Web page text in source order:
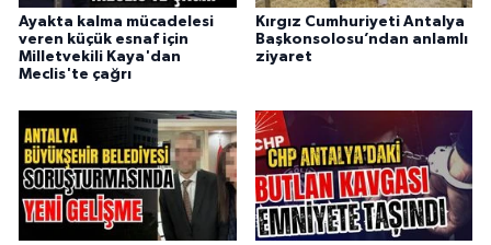
Ayakta kalma mücadelesi
veren küçük esnaf için
Milletvekili Kaya'dan
Meclis'te çağrı
Kırgız Cumhuriyeti Antalya
Başkonsolosu’ndan anlamlı
ziyaret